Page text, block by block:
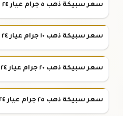
سعر سبيكة ذهب ٥ جرام عيار ٢٤
سعر سبيكة ذهب ١٠ جرام عيار ٢٤
سعر سبيكة ذهب ٢٠ جرام عيار ٢٤
سعر سبيكة ذهب ٢٥ جرام عيار ٢٤